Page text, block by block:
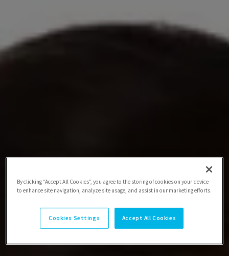
By clicking “Accept All Cookies”, you agree to the storing of cookies on your device
to enhance site navigation, analyze site usage, and assist in our marketing efforts.
Cookies Settings Accept All Cookies